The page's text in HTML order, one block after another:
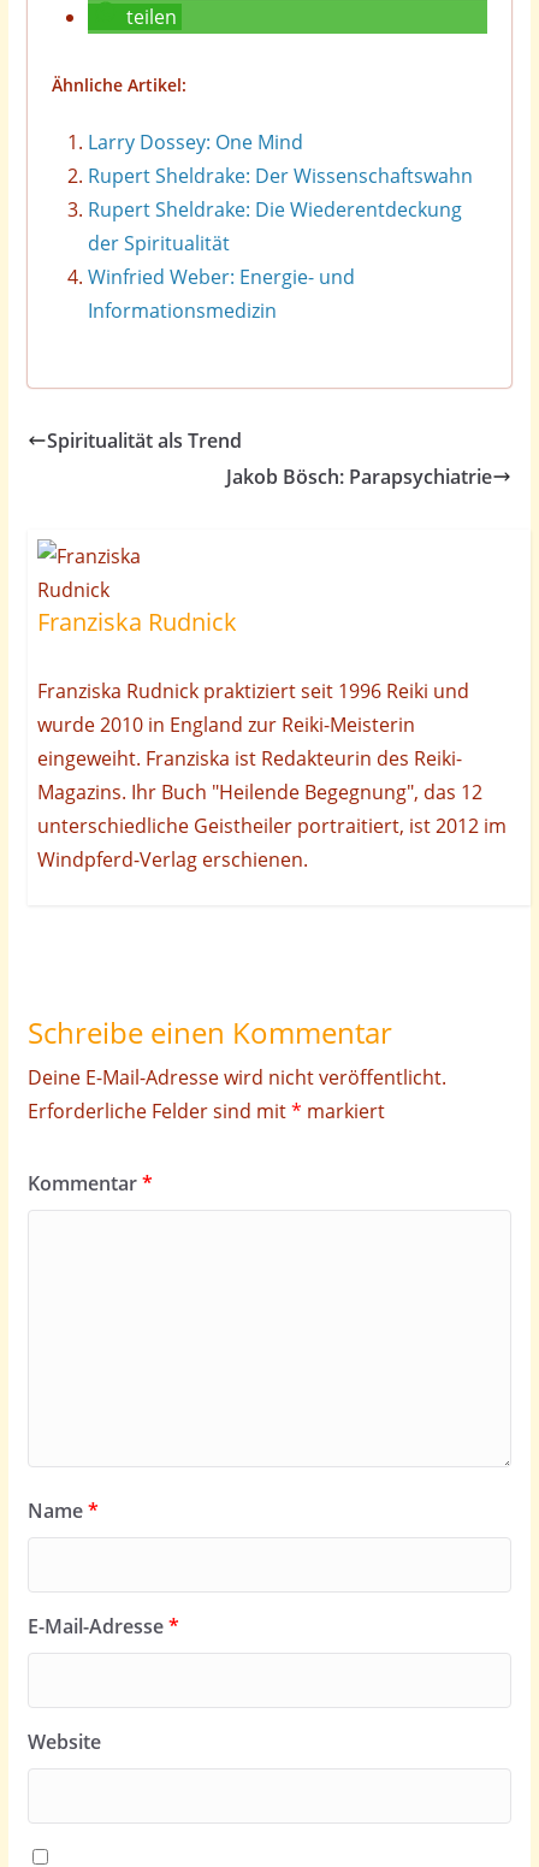
teilen
Ähnliche Artikel:
Larry Dossey: One Mind
Rupert Sheldrake: Der Wissenschaftswahn
Rupert Sheldrake: Die Wiederentdeckung
der Spiritualität
Winfried Weber: Energie- und
Informationsmedizin
Spiritualität als Trend
Jakob Bösch: Parapsychiatrie
Franziska Rudnick
Franziska Rudnick praktiziert seit 1996 Reiki und
wurde 2010 in England zur Reiki-Meisterin
eingeweiht. Franziska ist Redakteurin des Reiki-
Magazins. Ihr Buch "Heilende Begegnung", das 12
unterschiedliche Geistheiler portraitiert, ist 2012 im
Windpferd-Verlag erschienen.
Schreibe einen Kommentar
Deine E-Mail-Adresse wird nicht veröffentlicht.
Erforderliche Felder sind mit* markiert
Kommentar*
Name*
E-Mail-Adresse*
Website